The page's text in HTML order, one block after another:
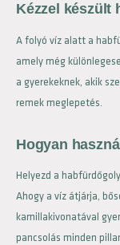
Kézzel készült
A folyó víz alatt a
amely még
a gyerekeknek, akik
remek meglepetés.
Hogyan
Helyezd a
Ahogy a víz átjárja,
kamillakivonatával
pancsolás minden